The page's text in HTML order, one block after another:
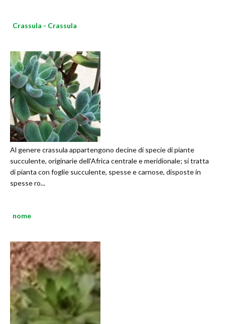
Crassula - Crassula
Al genere crassula appartengono decine di specie di piante
succulente, originarie dell'Africa centrale e meridionale; si tratta
di pianta con foglie succulente, spesse e carnose, disposte in
spesse ro...
nome